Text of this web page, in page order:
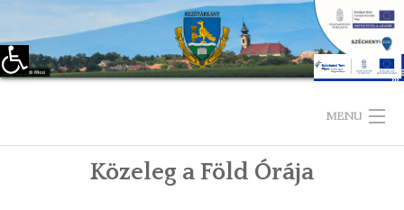
Eszköztár megnyitása
MENU
KEZDŐLAPKözeleg a Föld Órája